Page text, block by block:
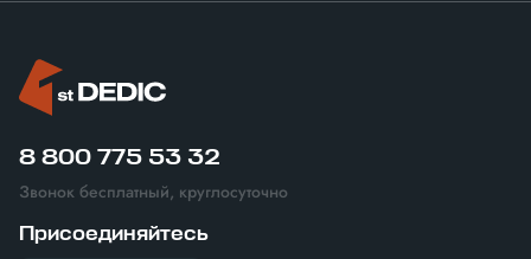
8 800 775 53 32
Звонок бесплатный, круглосуточно
Присоединяйтесь